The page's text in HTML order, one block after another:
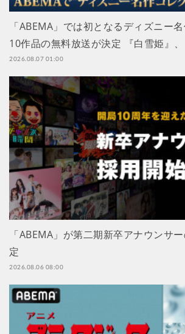
「ABEMA」では初となるディズニー
10作品の無料放送が決定 『白雪姫』
2026.08.07 01:00
「ABEMA」が第二期新卒アナウンサ
定
2026.08.06 08:00